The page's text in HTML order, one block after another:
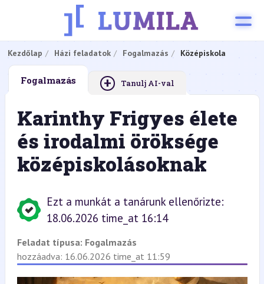
Kezdőlap Házi feladatok Fogalmazás Középiskola
Fogalmazás + Tanulj AI-val
Karinthy Frigyes élete
és irodalmi öröksége
középiskolásoknak
Ezt a munkát a tanárunk ellenőrizte:
18.06.2026 time_at 16:14
Feladat típusa: Fogalmazás
hozzáadva: 16.06.2026 time_at 11:59